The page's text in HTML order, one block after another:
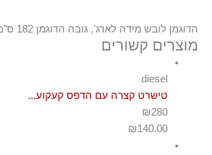
הדוגמן לובש מידה לארג', גובה הדוגמן 182 ס"מ
מוצרים קשורים
diesel
טישרט קצרה עם הדפס קעקוע...
₪280
₪140.00